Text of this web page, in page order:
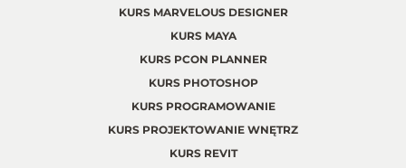
KURS MARVELOUS DESIGNER
KURS MAYA
KURS PCON PLANNER
KURS PHOTOSHOP
KURS PROGRAMOWANIE
KURS PROJEKTOWANIE WNĘTRZ
KURS REVIT